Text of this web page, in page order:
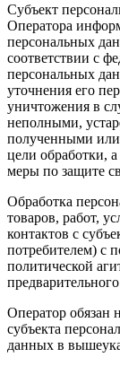
Субъект
Оператора
персональных
соответствии с
персональных
уточнения его
уничтожения в
неполными,
полученными или
цели обработки,
меры по защите
Обработка
товаров, работ,
контактов с
потребителем) с
политической
Оператор обязан
субъекта
данных в